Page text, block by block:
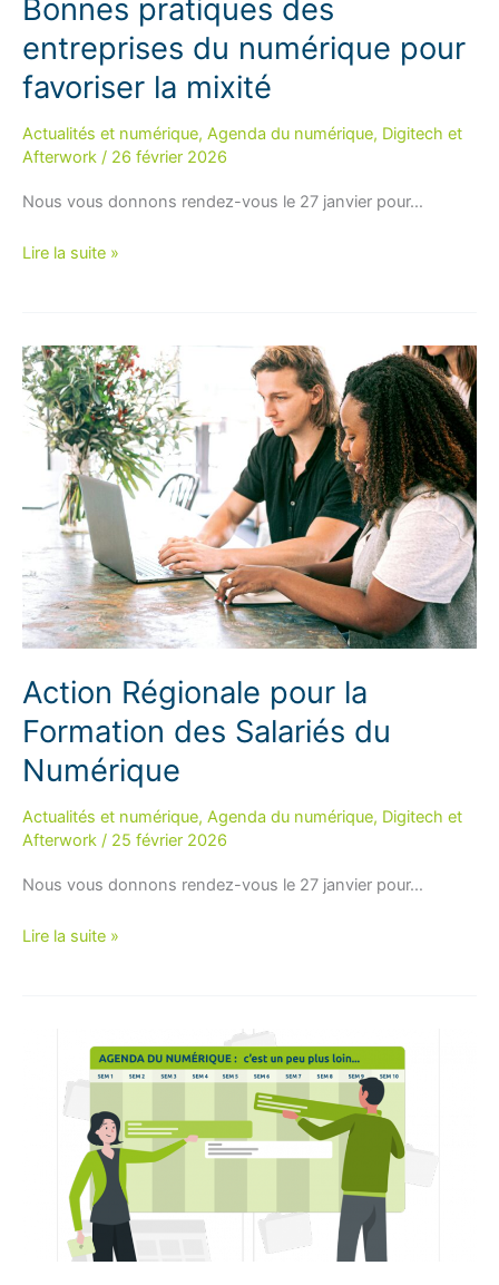
Bonnes pratiques des
entreprises du numérique pour
favoriser la mixité
Actualités et numérique, Agenda du numérique, Digitech et
Afterwork / 26 février 2026
Nous vous donnons rendez-vous le 27 janvier pour…
Bonnes
du
numérique
pour
favoriser
mixité
Lire la suite »
Action Régionale pour la
Formation des Salariés du
Numérique
Actualités et numérique, Agenda du numérique, Digitech et
Afterwork / 25 février 2026
Nous vous donnons rendez-vous le 27 janvier pour…
Action
Formation
Salariés
Numérique
Lire la suite »